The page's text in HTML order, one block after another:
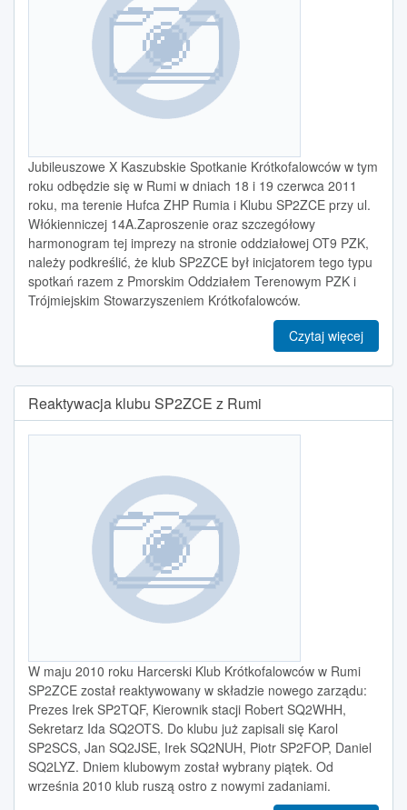
Jubileuszowe X Kaszubskie Spotkanie Krótkofalowców w tym
roku odbędzie się w Rumi w dniach 18 i 19 czerwca 2011
roku, ma terenie Hufca ZHP Rumia i Klubu SP2ZCE przy ul.
Włókienniczej 14A.Zaproszenie oraz szczegółowy
harmonogram tej imprezy na stronie oddziałowej OT9 PZK,
należy podkreślić, że klub SP2ZCE był inicjatorem tego typu
spotkań razem z Pmorskim Oddziałem Terenowym PZK i
Trójmiejskim Stowarzyszeniem Krótkofalowców.
Czytaj więcej
Reaktywacja klubu SP2ZCE z Rumi
W maju 2010 roku Harcerski Klub Krótkofalowców w Rumi
SP2ZCE został reaktywowany w składzie nowego zarządu:
Prezes Irek SP2TQF, Kierownik stacji Robert SQ2WHH,
Sekretarz Ida SQ2OTS. Do klubu już zapisali się Karol
SP2SCS, Jan SQ2JSE, Irek SQ2NUH, Piotr SP2FOP, Daniel
SQ2LYZ. Dniem klubowym został wybrany piątek. Od
września 2010 klub ruszą ostro z nowymi zadaniami.